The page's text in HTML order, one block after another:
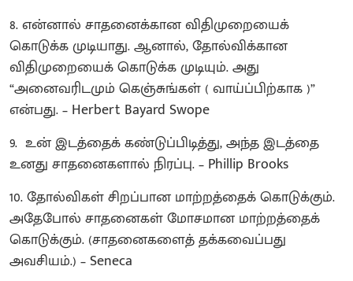
8. என்னால் சாதனைக்கான விதிமுறையைக்
கொடுக்க முடியாது. ஆனால், தோல்விக்கான
விதிமுறையைக் கொடுக்க முடியும். அது
“அனைவரிடமும் கெஞ்சுங்கள் ( வாய்ப்பிற்காக )”
என்பது. – Herbert Bayard Swope
9. உன் இடத்தைக் கண்டுப்பிடித்து, அந்த இடத்தை
உனது சாதனைகளால் நிரப்பு. – Phillip Brooks
10. தோல்விகள் சிறப்பான மாற்றத்தைக் கொடுக்கும்.
அதேபோல் சாதனைகள் மோசமான மாற்றத்தைக்
கொடுக்கும். (சாதனைகளைத் தக்கவைப்பது
அவசியம்.) – Seneca